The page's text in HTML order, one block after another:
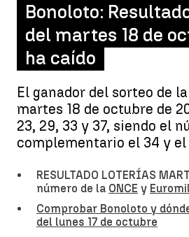
Bonoloto:
del martes 18 de
ha caído
El ganador del sorteo de
martes 18 de octubre de
23, 29, 33 y 37, siendo el
complementario el 34 y
RESULTADO LOTERÍAS
número de la ONCE y
Comprobar Bonoloto y
del lunes 17 de octubre